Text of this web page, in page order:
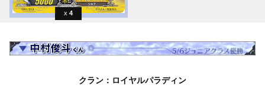
4
クラン：ロイヤルパラディン